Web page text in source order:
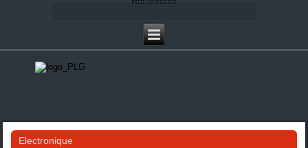
Electronique